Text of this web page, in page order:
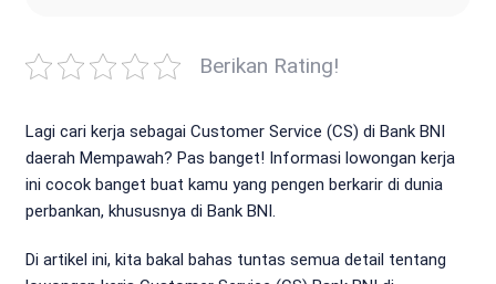
Berikan Rating!
Lagi cari kerja sebagai Customer Service (CS) di Bank BNI
daerah Mempawah? Pas banget! Informasi lowongan kerja
ini cocok banget buat kamu yang pengen berkarir di dunia
perbankan, khususnya di Bank BNI.
Di artikel ini, kita bakal bahas tuntas semua detail tentang